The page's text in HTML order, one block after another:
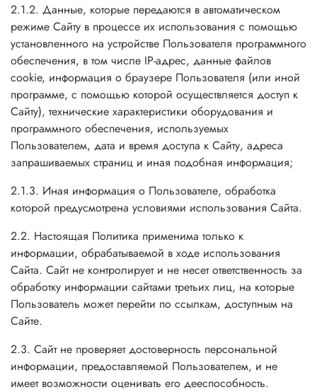
2.1.2. Данные, которые передаются в автоматическом
режиме Сайту в процессе их использования с помощью
установленного на устройстве Пользователя программного
обеспечения, в том числе IP-адрес, данные файлов
cookie, информация о браузере Пользователя (или иной
программе, с помощью которой осуществляется доступ к
Сайту), технические характеристики оборудования и
программного обеспечения, используемых
Пользователем, дата и время доступа к Сайту, адреса
запрашиваемых страниц и иная подобная информация;
2.1.3. Иная информация о Пользователе, обработка
которой предусмотрена условиями использования Сайта.
2.2. Настоящая Политика применима только к
информации, обрабатываемой в ходе использования
Сайта. Сайт не контролирует и не несет ответственность за
обработку информации сайтами третьих лиц, на которые
Пользователь может перейти по ссылкам, доступным на
Сайте.
2.3. Сайт не проверяет достоверность персональной
информации, предоставляемой Пользователем, и не
имеет возможности оценивать его дееспособность.